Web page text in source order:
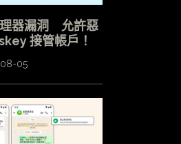
器漏洞 允許惡
接管帳戶！
05